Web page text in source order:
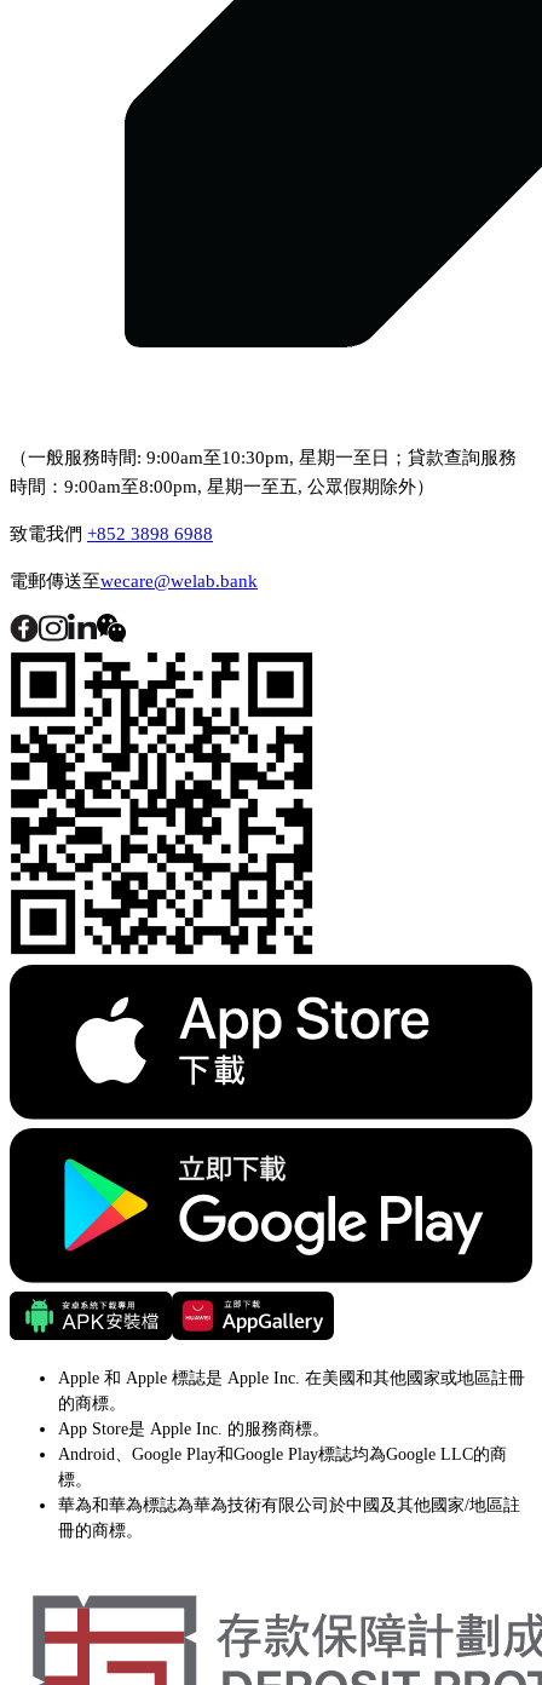
（一般服務時間: 9:00am至10:30pm, 星期一至日；貸款查詢服務
時間：9:00am至8:00pm, 星期一至五, 公眾假期除外）
致電我們 +852 3898 6988
電郵傳送至wecare@welab.bank
Apple 和 Apple 標誌是 Apple Inc. 在美國和其他國家或地區註冊
的商標。
App Store是 Apple Inc. 的服務商標。
Android、Google Play和Google Play標誌均為Google LLC的商
標。
華為和華為標誌為華為技術有限公司於中國及其他國家/地區註
冊的商標。